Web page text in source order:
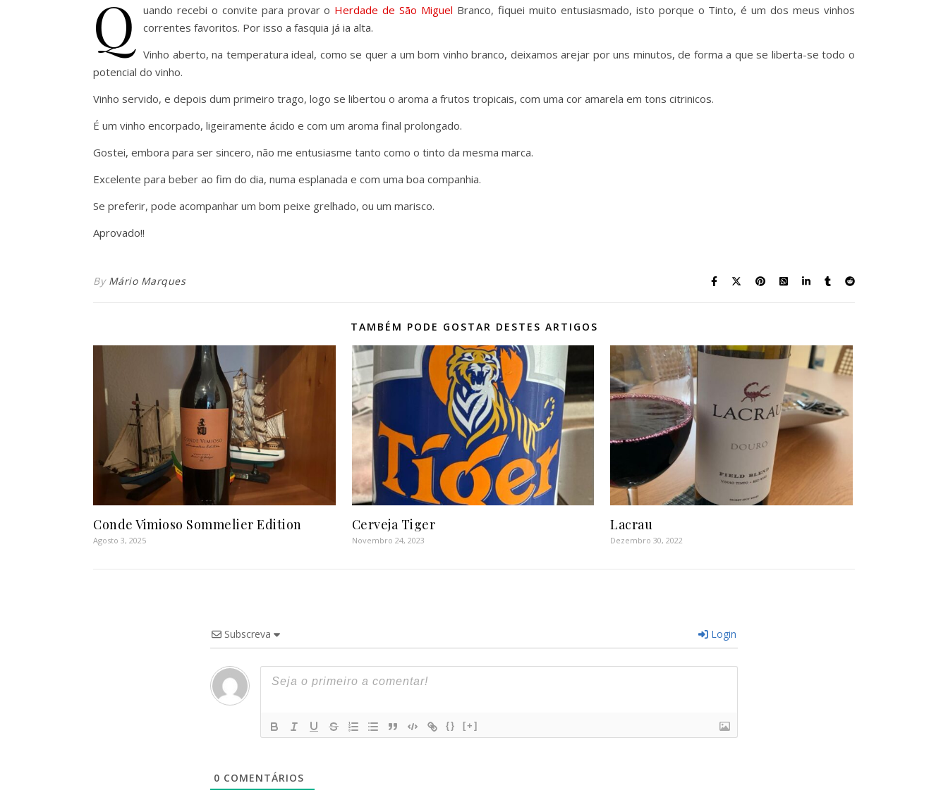
Q uando recebi o convite para provar o Herdade de São Miguel Branco, fiquei muito entusiasmado, isto porque o Tinto, é um dos meus vinhos
correntes favoritos. Por isso a fasquia já ia alta.
Vinho aberto, na temperatura ideal, como se quer a um bom vinho branco, deixamos arejar por uns minutos, de forma a que se liberta-se todo o
potencial do vinho.
Vinho servido, e depois dum primeiro trago, logo se libertou o aroma a frutos tropicais, com uma cor amarela em tons citrinicos.
É um vinho encorpado, ligeiramente ácido e com um aroma final prolongado.
Gostei, embora para ser sincero, não me entusiasme tanto como o tinto da mesma marca.
Excelente para beber ao fim do dia, numa esplanada e com uma boa companhia.
Se preferir, pode acompanhar um bom peixe grelhado, ou um marisco.
Aprovado!!
By Mário Marques
TAMBÉM PODE GOSTAR DESTES ARTIGOS
Conde Vimioso Sommelier Edition
Agosto 3, 2025
Cerveja Tiger
Novembro 24, 2023
Lacrau
Dezembro 30, 2022
Subscreva Login
{} [+]
0 COMENTÁRIOS